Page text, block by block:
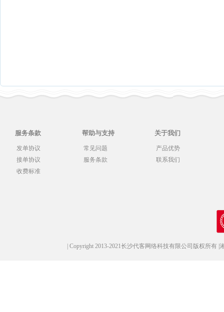
服务条款
发单协议
接单协议
收费标准
帮助与支持
常见问题
服务条款
关于我们
产品优势
联系我们
Copyright 2013-2021长沙代客网络科技有限公司版权所有